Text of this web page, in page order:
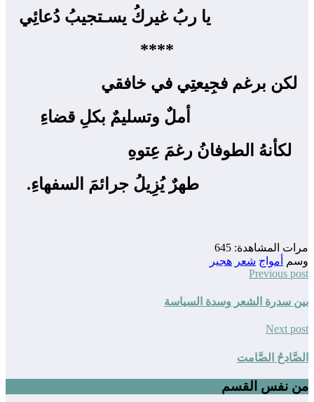
يا ربُ غيركُ يسـتجيبُ دُعائِي
****
لكن برغم فجِيعتِي في خافقي ‍
أملٌ وتسليمٌ بكلِ قضاءِ
لكأنهُ الطوفانُ رغمَ عِتوهِ ‍
طهرٌ يُزِيلُ جرائمَ السفهاءِ.
مرات المشاهدة: 645
وسم
أمواج شعر هجير
Previous post
بين سدرة الشعر وسدة السياسة
Next post
الصَّادحُ الصَّامت
من نفس القسم